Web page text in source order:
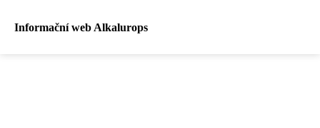
Informační web Alkalurops